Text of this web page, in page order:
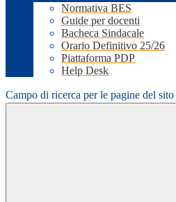
Normativa BES
Guide per docenti
Bacheca Sindacale
Orario Definitivo 25/26
Piattaforma PDP
Help Desk
Campo di ricerca per le pagine del sito